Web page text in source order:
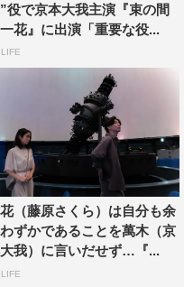
コメント
切ないラブストーリーな
の壁が高くても若いか
ある、若いって素晴ら
山根は人生を大切にシ
ん。私自身そんな暮らし
楽しみたいと思っていま
って素晴らしい！ 果た
？ そう自分に問いかけ
。たくさんの人に見てい
役で京本大我主演『束の間
花』に出演「重要な役...
（藤原さくら）は自分も余
ずかであることを萬木（京
我）に言いだせず…『...